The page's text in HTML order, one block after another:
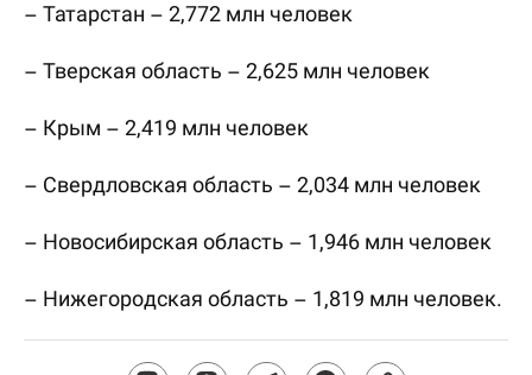
– Татарстан – 2,772 млн человек
– Тверская область – 2,625 млн человек
– Крым – 2,419 млн человек
– Свердловская область – 2,034 млн человек
– Новосибирская область – 1,946 млн человек
– Нижегородская область – 1,819 млн человек.